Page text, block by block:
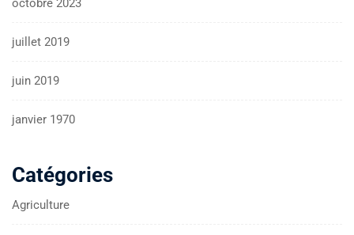
juillet 2019
juin 2019
janvier 1970
Catégories
Agriculture